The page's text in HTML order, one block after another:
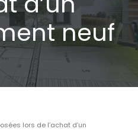
neuf
lors de l’achat d’un